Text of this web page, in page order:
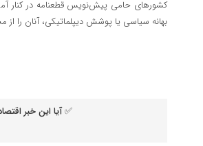
کشورهای حامی پیش‌نویس قطعنامه در کنار
بهانه سیاسی یا پوشش دیپلماتیکی، آنان را
✅ آیا این خبر